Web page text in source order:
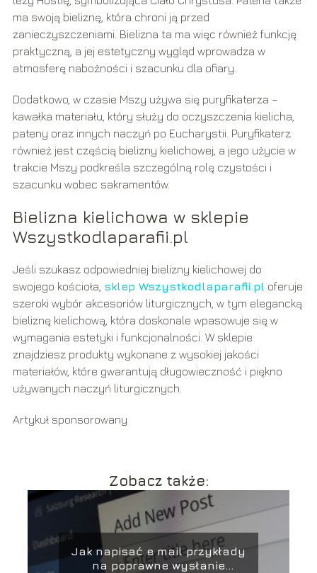
ma swoją bieliznę, która chroni ją przed
zanieczyszczeniami. Bielizna ta ma więc również funkcję
praktyczną, a jej estetyczny wygląd wprowadza w
atmosferę nabożności i szacunku dla ofiary.
Dodatkowo, w czasie Mszy używa się puryfikaterza –
kawałka materiału, który służy do oczyszczenia kielicha,
pateny oraz innych naczyń po Eucharystii. Puryfikaterz
również jest częścią bielizny kielichowej, a jego użycie w
trakcie Mszy podkreśla szczególną rolę czystości i
szacunku wobec sakramentów.
Bielizna kielichowa w sklepie
Wszystkodlaparafii.pl
Jeśli szukasz odpowiedniej bielizny kielichowej do
swojego kościoła, sklep Wszystkodlaparafii.pl oferuje
szeroki wybór akcesoriów liturgicznych, w tym elegancką
bieliznę kielichową, która doskonale wpasowuje się w
wymagania estetyki i funkcjonalności. W sklepie
znajdziesz produkty wykonane z wysokiej jakości
materiałów, które gwarantują długowieczność i piękno
używanych naczyń liturgicznych.
Artykuł sponsorowany
Zobacz także:
Jak napisać e mail przykłady
na poprawne wysłanie